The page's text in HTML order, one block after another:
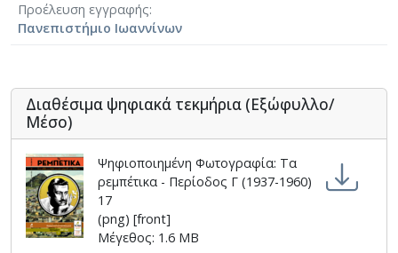
Προέλευση εγγραφής
Πανεπιστήμιο Ιωαννίνων
Διαθέσιμα ψηφιακά τεκμήρια (Εξώφυλλο/
Μέσο)
Ψηφιοποιημένη Φωτογραφία: Τα
ρεμπέτικα - Περίοδος Γ (1937-1960)
17
(png) [front]
Μέγεθος: 1.6 MB